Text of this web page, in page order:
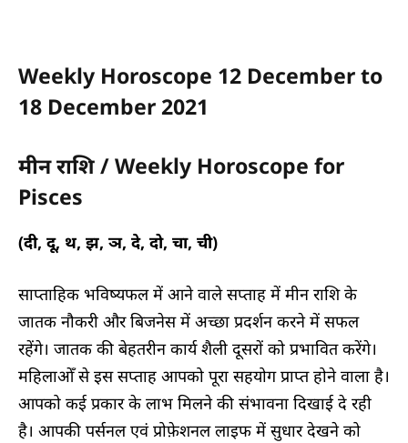
Weekly Horoscope 12 December to
18 December 2021
मीन राशि / Weekly Horoscope for
Pisces
(दी, दू, थ, झ, ञ, दे, दो, चा, ची)
साप्ताहिक भविष्यफल में आने वाले सप्ताह में मीन राशि के
जातक नौकरी और बिजनेस में अच्छा प्रदर्शन करने में सफल
रहेंगे। जातक की बेहतरीन कार्य शैली दूसरों को प्रभावित करेंगे।
महिलाओँ से इस सप्ताह आपको पूरा सहयोग प्राप्त होने वाला है।
आपको कई प्रकार के लाभ मिलने की संभावना दिखाई दे रही
है। आपकी पर्सनल एवं प्रोफ़ेशनल लाइफ में सुधार देखने को